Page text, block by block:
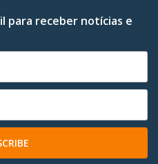
para receber notícias e